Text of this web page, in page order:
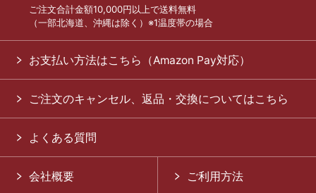
ご注文合計金額10,000円以上で送料無料
（一部北海道、沖縄は除く）※1温度帯の場合
お支払い方法はこちら（Amazon Pay対応）
ご注文のキャンセル、返品・交換についてはこちら
よくある質問
会社概要 ご利用方法